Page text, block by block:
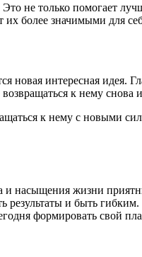
не только помогает
более значимыми для
новая интересная идея.
к нему снова
к нему с новыми
и насыщения жизни
результаты и быть
формировать свой